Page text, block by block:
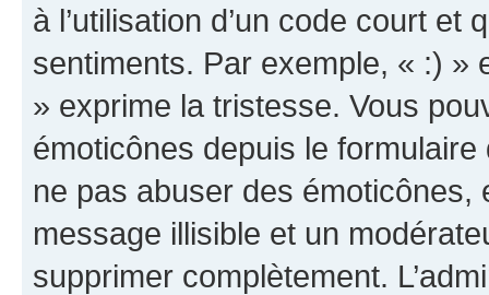
à l’utilisation d’un code court et
sentiments. Par exemple, « :) »
» exprime la tristesse. Vous
émoticônes depuis le
ne pas abuser des
message illisible et un
supprimer complètement.